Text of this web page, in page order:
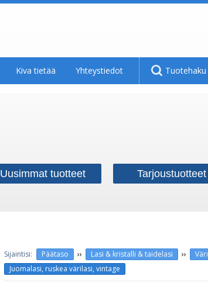
Kiva tietää Yhteystiedot Tuotehaku
Uusimmat tuotteet Tarjoustuotteet
Päätaso ›› Lasi & kristalli & taidelasi ››
Juomalasi, ruskea värilasi, vintage